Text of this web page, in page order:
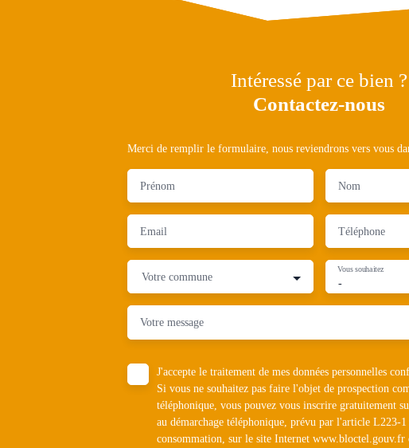
Intéressé par ce bien ?
Contactez-nous
Merci de remplir le formulaire, nous reviendrons vers vous
Prénom Nom
Email Téléphone
Votre commune -
Vous souhaitez
Votre message
J'accepte le traitement de mes données personnelles
Si vous ne souhaitez pas faire l'objet de prospection
téléphonique, vous pouvez vous inscrire gratuitement
au démarchage téléphonique, prévu par l'article L223-1
consommation, sur le site Internet www.bloctel.gouv.fr